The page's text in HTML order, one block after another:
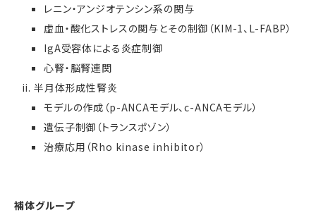
レニン・アンジオテンシン系の関与
虚血・酸化ストレスの関与とその制御（KIM-1、L-FABP）
IgA受容体による炎症制御
心腎・脳腎連関
半月体形成性腎炎
モデルの作成（p-ANCAモデル、c-ANCAモデル）
遺伝子制御（トランスポゾン）
治療応用（Rho kinase inhibitor）
補体グループ